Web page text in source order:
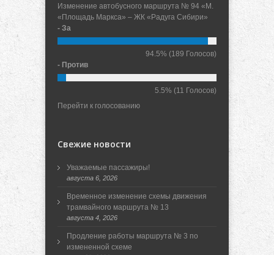
Изменение автобусного маршрута № 94 «М.
«Площадь Маркса» – ЖК «Радуга Сибири»
- За
94.5% (189 Голосов)
- Против
5.5% (11 Голосов)
Перейти к голосованию
Свежие новости
Уважаемые пассажиры!
августа 6, 2026
Временное изменение схемы движения
трамвайного маршрута № 13
августа 4, 2026
Продление работы маршрута № 3 по
измененной схеме